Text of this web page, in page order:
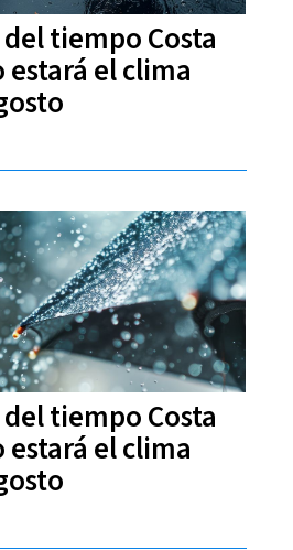
tiempo Costa
estará el clima
tiempo Costa
estará el clima